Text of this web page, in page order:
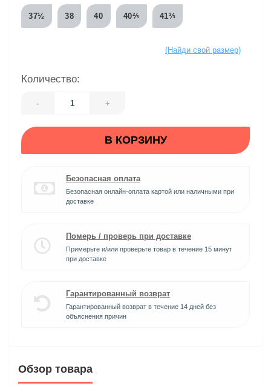
37½ 38 40 40⅔ 41⅓
(Найди свой размер)
Количество:
- +
В КОРЗИНУ
Безопасная оплата
Безопасная онлайн-оплата картой или наличными при
доставке
Померь / проверь при доставке
Примерьте и/или проверьте товар в течение 15 минут
при доставке
Гарантированный возврат
Гарантированный возврат в течение 14 дней без
объяснения причин
Обзор товара